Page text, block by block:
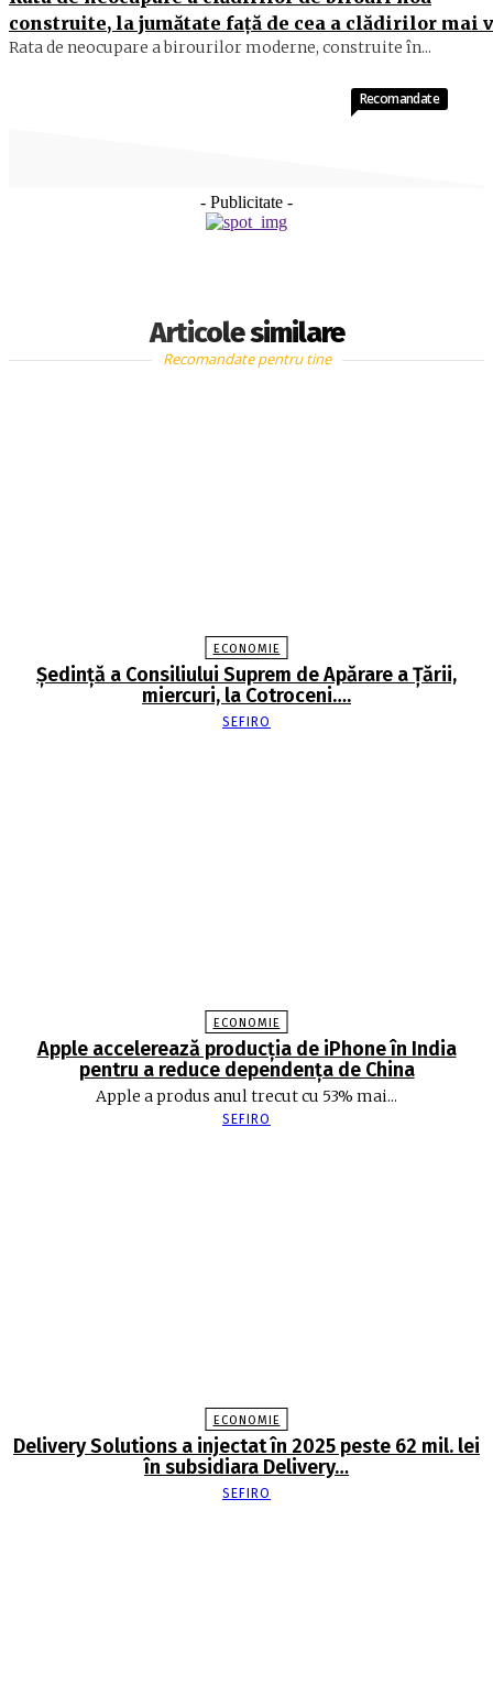
construite, la jumătate față de cea a clădirilor mai
Rata de neocupare a birourilor moderne, construite în...
- Publicitate -
Articole similare
Recomandate
Recomandate pentru tine
ECONOMIE
Şedinţă a Consiliului Suprem de Apărare a Ţării,
miercuri, la Cotroceni….
SEFIRO
ECONOMIE
Apple accelerează producția de iPhone în India
pentru a reduce dependența de China
Apple a produs anul trecut cu 53% mai...
SEFIRO
ECONOMIE
Delivery Solutions a injectat în 2025 peste 62 mil. lei
în subsidiara Delivery…
SEFIRO